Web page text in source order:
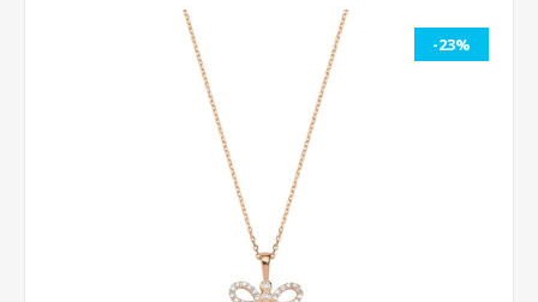
-23%